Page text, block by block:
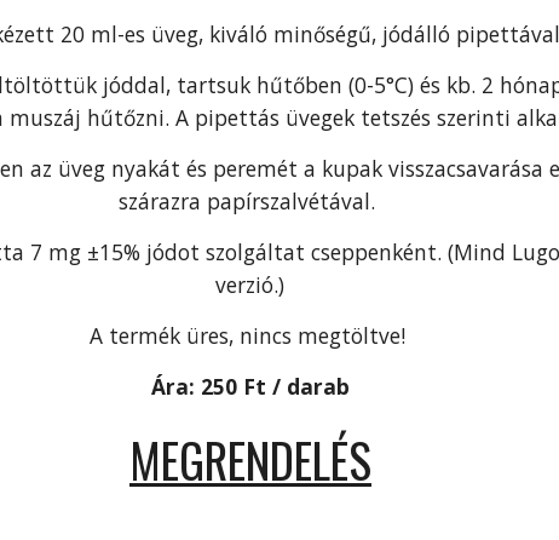
20 ml-es üveg, kiváló minőségű, jódálló
jóddal, tartsuk hűtőben (0-5°C) és kb. 2
muszáj hűtőzni. A pipettás üvegek tetszés szerinti
az üveg nyakát és peremét a kupak
szárazra papírszalvétával.
7 mg ±15% jódot szolgáltat cseppenként. (Mind
verzió.)
A termék üres, nincs megtöltve!
Ára: 250 Ft / darab
MEGRENDELÉS